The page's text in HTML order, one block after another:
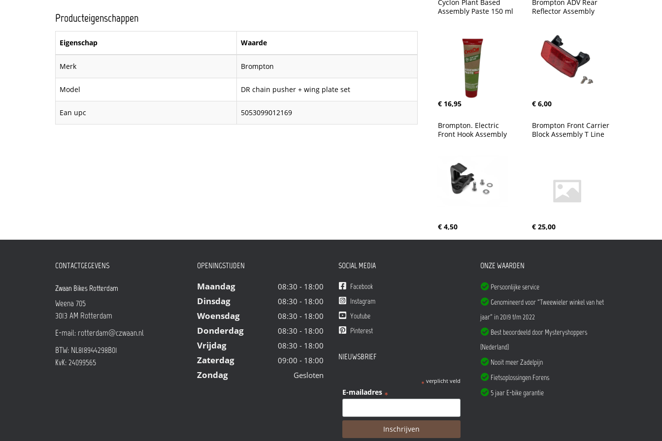
Producteigenschappen
Eigenschap Waarde
Merk Brompton
Model DR chain pusher + wing plate set
Ean upc 5053099012169
Cyclon Plant Based
Assembly Paste 150 ml
€ 16,95
Brompton ADV Rear
Reflector Assembly
€ 6,00
Brompton. Electric
Front Hook Assembly
€ 4,50
Brompton Front Carrier
Block Assembly T Line
€ 25,00
CONTACTGEGEVENS
Zwaan Bikes Rotterdam
Weena 705
3013 AM Rotterdam
E-mail: rotterdam@czwaan.nl
BTW: NL818944298B01
KvK: 24099565
OPENINGSTIJDEN
Maandag 08:30 - 18:00
Dinsdag 08:30 - 18:00
Woensdag 08:30 - 18:00
Donderdag 08:30 - 18:00
Vrijdag 08:30 - 18:00
Zaterdag 09:00 - 18:00
Zondag Gesloten
SOCIAL MEDIA
Facebook
Instagram
Youtube
Pinterest
NIEUWSBRIEF
* verplicht veld
E-mailadres *
ONZE WAARDEN
Persoonlijke service
Genomineerd voor "Tweewieler winkel van het
jaar" in 2019 t/m 2022
Best beoordeeld door Mysteryshoppers
(Nederland)
Nooit meer Zadelpijn
Fietsoplossingen Forens
5 jaar E-bike garantie